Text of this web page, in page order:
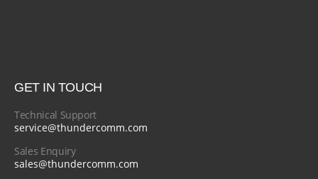
GET IN TOUCH
Technical Support
service@thundercomm.com
Sales Enquiry
sales@thundercomm.com